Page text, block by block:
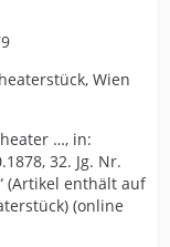
Wien
…, in:
32. Jg. Nr.
(Artikel enthält auf
(online